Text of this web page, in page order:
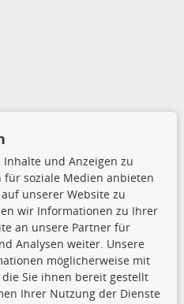
angezeigten Daten,
die gesamte Datenbank,
nicht kopiert werden. Es ist zu
gesamte Datenbank ohne
zu vervielfältigen, zu
durch Dritte ausführen
stellt eine
wird verfolgt.
Inhalte und Anzeigen zu
für soziale Medien anbieten
unserer Website zu
wir Informationen zu Ihrer
an unsere Partner für
Analysen weiter. Unsere
möglicherweise mit
Sie ihnen bereit gestellt
Ihrer Nutzung der Dienste